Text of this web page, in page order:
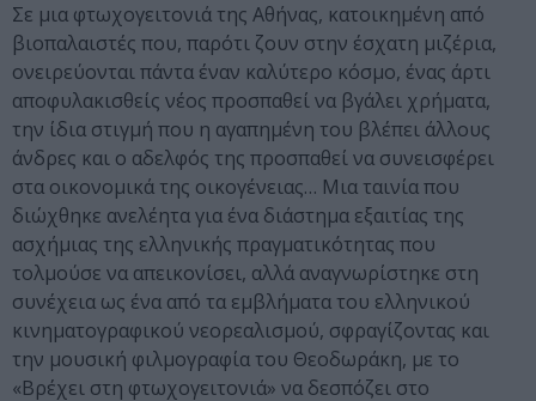
Σε μια φτωχογειτονιά της Αθήνας, κατοικημένη από
βιοπαλαιστές που, παρότι ζουν στην έσχατη μιζέρια,
ονειρεύονται πάντα έναν καλύτερο κόσμο, ένας άρτι
αποφυλακισθείς νέος προσπαθεί να βγάλει χρήματα,
την ίδια στιγμή που η αγαπημένη του βλέπει άλλους
άνδρες και ο αδελφός της προσπαθεί να συνεισφέρει
στα οικονομικά της οικογένειας… Μια ταινία που
διώχθηκε ανελέητα για ένα διάστημα εξαιτίας της
ασχήμιας της ελληνικής πραγματικότητας που
τολμούσε να απεικονίσει, αλλά αναγνωρίστηκε στη
συνέχεια ως ένα από τα εμβλήματα του ελληνικού
κινηματογραφικού νεορεαλισμού, σφραγίζοντας και
την μουσική φιλμογραφία του Θεοδωράκη, με το
«Βρέχει στη φτωχογειτονιά» να δεσπόζει στο